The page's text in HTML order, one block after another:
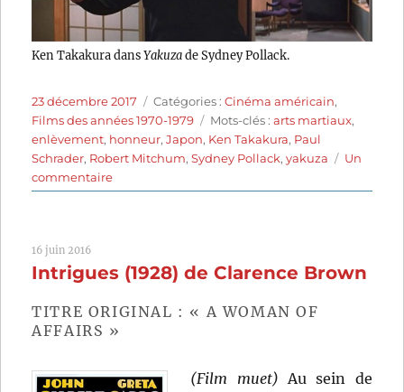
Ken Takakura dansYakuzade Sydney Pollack.
Publié
le
23 décembre 2017 Catégories
Catégories :Cinéma américain,
Films des années 1970-1979
Étiquettes
Mots-clés :arts martiaux,
enlèvement, honneur,Japon, Ken Takakura, Paul
Schrader, Robert Mitchum,Sydney Pollack,yakuza
Un
commentairesur
Yakuza
Pollack
16 juin 2016
Intrigues (1928) de Clarence Brown
TITRE ORIGINAL : « A WOMAN OF
AFFAIRS »
(Film muet) Au sein de